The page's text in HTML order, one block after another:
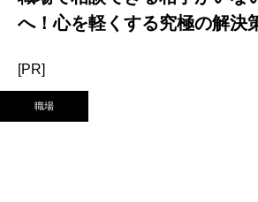
へ！心を軽くする究極の解決
[PR]
職場